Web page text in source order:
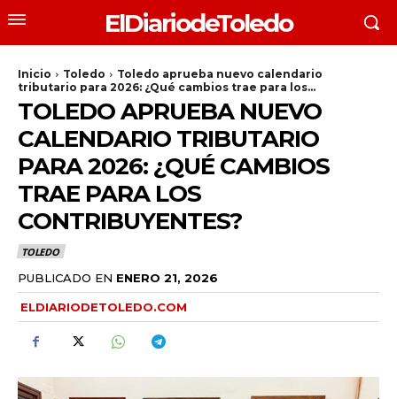
ElDiariodeToledo
Inicio Toledo
Toledo aprueba nuevo calendario
tributario para 2026: ¿Qué cambios trae para los...
TOLEDO APRUEBA NUEVO
CALENDARIO TRIBUTARIO
PARA 2026: ¿QUÉ CAMBIOS
TRAE PARA LOS
CONTRIBUYENTES?
TOLEDO
PUBLICADO EN ENERO 21, 2026
ELDIARIODETOLEDO.COM